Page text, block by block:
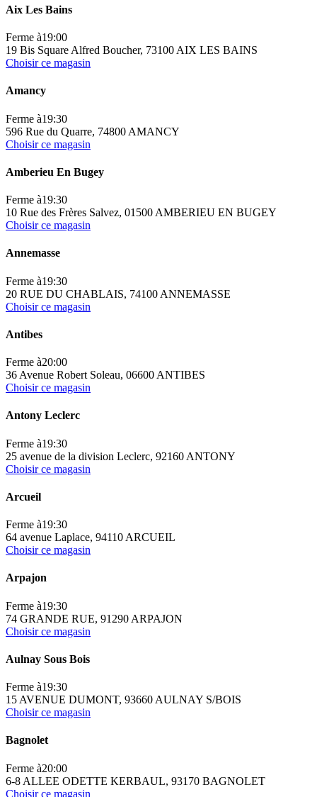
Aix Les Bains
Ferme à19:00
19 Bis Square Alfred Boucher, 73100 AIX LES BAINS
Choisir ce magasin
Amancy
Ferme à19:30
596 Rue du Quarre, 74800 AMANCY
Choisir ce magasin
Amberieu En Bugey
Ferme à19:30
10 Rue des Frères Salvez, 01500 AMBERIEU EN BUGEY
Choisir ce magasin
Annemasse
Ferme à19:30
20 RUE DU CHABLAIS, 74100 ANNEMASSE
Choisir ce magasin
Antibes
Ferme à20:00
36 Avenue Robert Soleau, 06600 ANTIBES
Choisir ce magasin
Antony Leclerc
Ferme à19:30
25 avenue de la division Leclerc, 92160 ANTONY
Choisir ce magasin
Arcueil
Ferme à19:30
64 avenue Laplace, 94110 ARCUEIL
Choisir ce magasin
Arpajon
Ferme à19:30
74 GRANDE RUE, 91290 ARPAJON
Choisir ce magasin
Aulnay Sous Bois
Ferme à19:30
15 AVENUE DUMONT, 93660 AULNAY S/BOIS
Choisir ce magasin
Bagnolet
Ferme à20:00
6-8 ALLEE ODETTE KERBAUL, 93170 BAGNOLET
Choisir ce magasin